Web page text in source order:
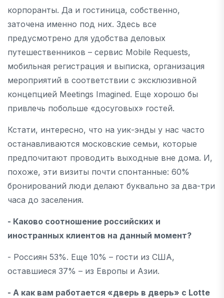
корпоранты. Да и гостиница, собственно,
заточена именно под них. Здесь все
предусмотрено для удобства деловых
путешественников – cервис Mobile Requests,
мобильная регистрация и выписка, организация
мероприятий в соответствии с эксклюзивной
концепцией Meetings Imagined. Еще хорошо бы
привлечь побольше «досуговых» гостей.
Кстати, интересно, что на уик-энды у нас часто
останавливаются московские семьи, которые
предпочитают проводить выходные вне дома. И,
похоже, эти визиты почти спонтанные: 60%
бронирований люди делают буквально за два-три
часа до заселения.
- Каково соотношение российских и
иностранных клиентов на данный момент?
- Россиян 53%. Еще 10% – гости из США,
оставшиеся 37% – из Европы и Азии.
- А как вам работается «дверь в дверь» с Lotte